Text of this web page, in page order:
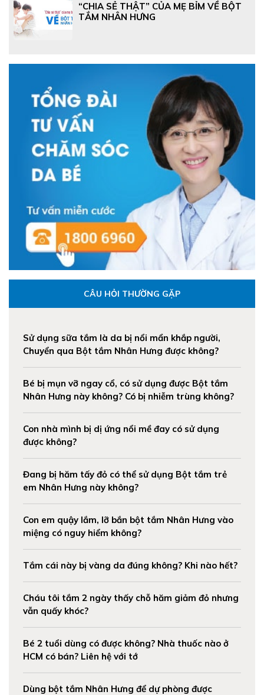
“CHIA SẺ THẬT” CỦA MẸ BỈM VỀ BỘT
TẮM NHÂN HƯNG
CÂU HỎI THƯỜNG GẶP
Sử dụng sữa tắm là da bị nổi mẩn khắp người,
Chuyển qua Bột tắm Nhân Hưng được không?
Bé bị mụn vỡ ngay cổ, có sử dụng được Bột tắm
Nhân Hưng này không? Có bị nhiễm trùng không?
Con nhà mình bị dị ứng nổi mề đay có sử dụng
được không?
Đang bị hăm tấy đỏ có thể sử dụng Bột tắm trẻ
em Nhân Hưng này không?
Con em quậy lắm, lỡ bắn bột tắm Nhân Hưng vào
miệng có nguy hiểm không?
Tắm cái này bị vàng da đúng không? Khi nào hết?
Cháu tôi tắm 2 ngày thấy chỗ hăm giảm đỏ nhưng
vẫn quấy khóc?
Bé 2 tuổi dùng có được không? Nhà thuốc nào ở
HCM có bán? Liên hệ với tớ
Dùng bột tắm Nhân Hưng để dự phòng được